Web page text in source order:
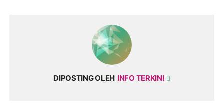
DIPOSTING OLEH INFO TERKINI